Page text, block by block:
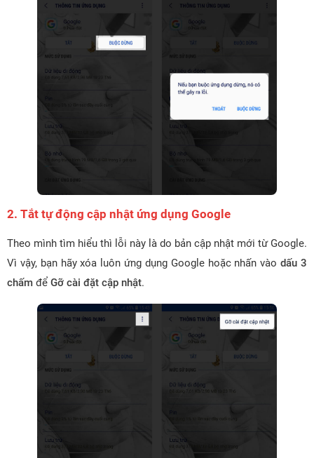
2. Tắt tự động cập nhật ứng dụng Google
Theo mình tìm hiểu thì lỗi này là do bản cập nhật mới từ Google.
Vì vậy, bạn hãy xóa luôn ứng dụng Google hoặc nhấn vàodấu 3
chấm để Gỡ cài đặt cập nhật.